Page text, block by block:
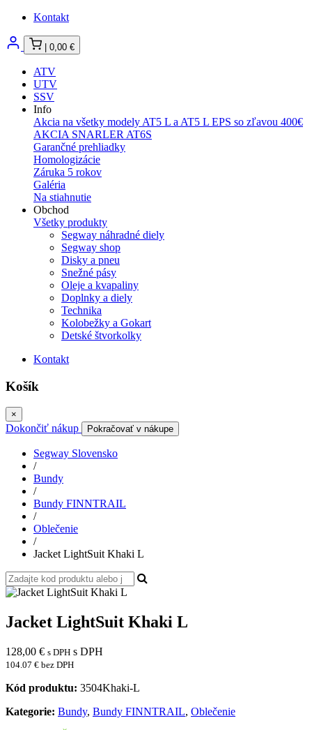
Kontakt
0,00 €
ATV
UTV
SSV
Info
Akcia na všetky modely AT5 L a AT5 L EPS so zľavou 400€
AKCIA SNARLER AT6S
Garančné prehliadky
Homologizácie
Záruka 5 rokov
Galéria
Na stiahnutie
Obchod
Všetky produkty
Segway náhradné diely
Segway shop
Disky a pneu
Snežné pásy
Oleje a kvapaliny
Doplnky a diely
Technika
Kolobežky a Gokart
Detské štvorkolky
Kontakt
Košík
×
Dokončiť nákup Pokračovať v nákupe
Segway Slovensko
/
Bundy
/
Bundy FINNTRAIL
/
Oblečenie
/
Jacket LightSuit Khaki L
Jacket LightSuit Khaki L
128,00 € s DPH s DPH
104.07 € bez DPH
Kód produktu: 3504Khaki-L
Kategorie: Bundy, Bundy FINNTRAIL, Oblečenie